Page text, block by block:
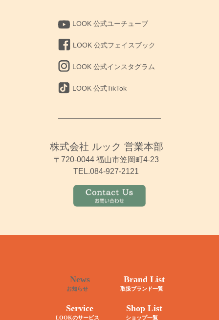
LOOK 公式ユーチューブ
LOOK 公式フェイスブック
LOOK 公式インスタグラム
LOOK 公式TikTok
株式会社 ルック 営業本部
〒720-0044 福山市笠岡町4-23
TEL.084-927-2121
News
お知らせ
Brand List
取扱ブランド一覧
Service
LOOKのサービス
Shop List
ショップ一覧